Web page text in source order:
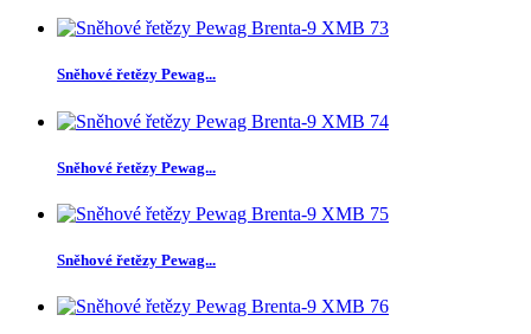
Sněhové řetězy Pewag...
Sněhové řetězy Pewag...
Sněhové řetězy Pewag...